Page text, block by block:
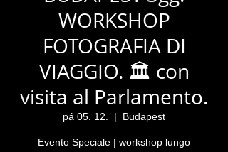
WORKSHOP
FOTOGRAFIA DI
VIAGGIO. 🏛️ con
visita al Parlamento.
pá 05. 12.
  |
Budapest
Evento Speciale | workshop lungo